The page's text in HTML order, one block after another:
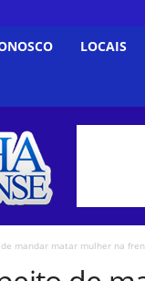
LOCAIS
mandar matar mulher na